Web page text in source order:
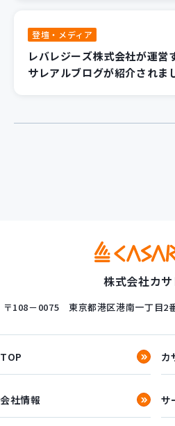
登壇・メディア
レバレジーズ株式会社が運営
サレアルブログが紹介されま
株式会社カ
〒108－0075 東京都港区港南一丁目2
TOP カ
会社情報 サ